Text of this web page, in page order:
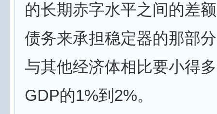
的长期赤字水平之间的差
债务来承担稳定器的那部
与其他经济体相比要小得
GDP的1%到2%。